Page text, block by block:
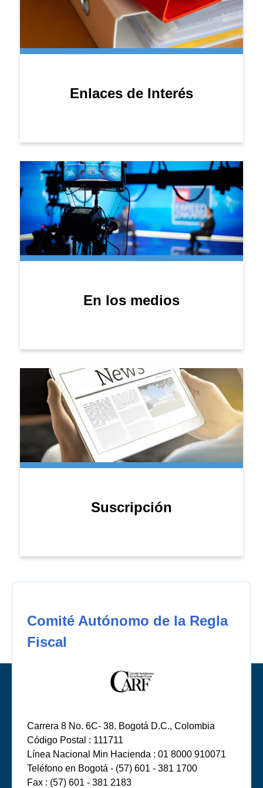
Enlaces de Interés
En los medios
Suscripción
Comité Autónomo de la Regla
Fiscal
Carrera 8 No. 6C- 38. Bogotá D.C., Colombia
Código Postal : 111711
Línea Nacional Min Hacienda : 01 8000 910071
Teléfono en Bogotá - (57) 601 - 381 1700
Fax : (57) 601 - 381 2183